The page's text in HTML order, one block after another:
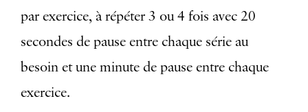
par exercice, à répéter 3 ou 4 fois avec 20
secondes de pause entre chaque série au
besoin et une minute de pause entre chaque
exercice.